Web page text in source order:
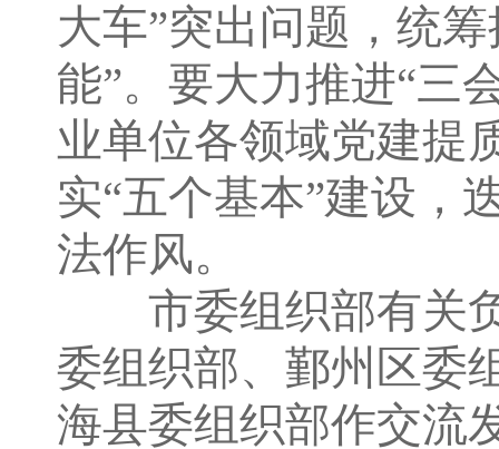
大车”突出问题，统
能”。要大力推进“三
业单位各领域党建提
实“五个基本”建设，
法作风。
市委组织部有关负
委组织部、鄞州区委
海县委组织部作交流